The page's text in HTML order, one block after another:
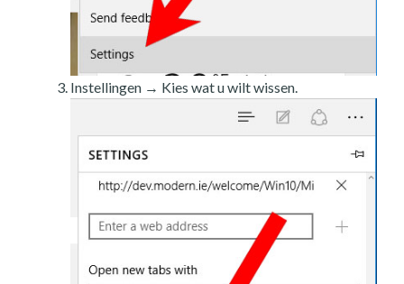
Instellingen → Kies wat u wilt wissen.